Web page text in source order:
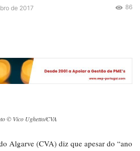
de 2017 86
© Vico Ughetto/CVA
Algarve (CVA) diz que apesar do “ano